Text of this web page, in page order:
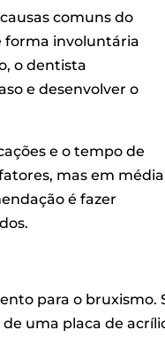
comuns do
forma involuntária
o dentista
e desenvolver o
e o tempo de
mas em média
é fazer
para o bruxismo.
uma placa de